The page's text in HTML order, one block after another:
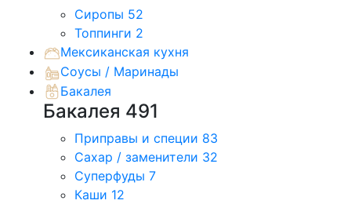
Сиропы 52
Топпинги 2
Мексиканская кухня
Соусы / Маринады
Бакалея
Бакалея 491
Приправы и специи 83
Сахар / заменители 32
Суперфуды 7
Каши 12